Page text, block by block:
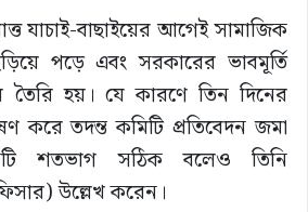
যাচাই-বাছাইয়ের আগেই সামাজিক
পড়ে এবং সরকারের ভাবমূর্তি
তৈরি হয়। যে কারণে তিন দিনের
করে তদন্ত কমিটি প্রতিবেদন জমা
শতভাগ সঠিক বলেও তিনি
উল্লেখ করেন।